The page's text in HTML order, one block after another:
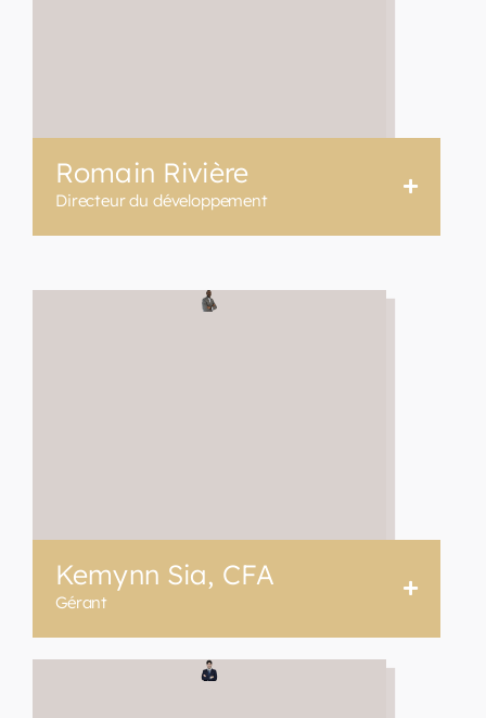
Romain Rivière
Directeur du développement
Kemynn Sia, CFA
Gérant